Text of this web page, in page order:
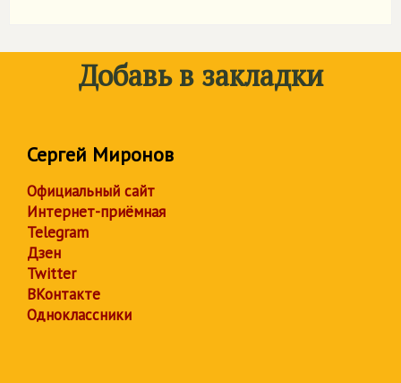
Добавь в закладки
Сергей Миронов
Официальный сайт
Интернет-приёмная
Telegram
Дзен
Twitter
ВКонтакте
Одноклассники